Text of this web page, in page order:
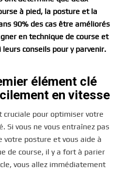
à pied, la posture et la
90% des cas être améliorés
en technique de course et
leurs conseils pour y parvenir.
élément clé
en vitesse
cruciale pour optimiser votre
Si vous ne vous entraînez pas
votre posture et vous aide à
de course, il y a fort à parier
vous allez immédiatement